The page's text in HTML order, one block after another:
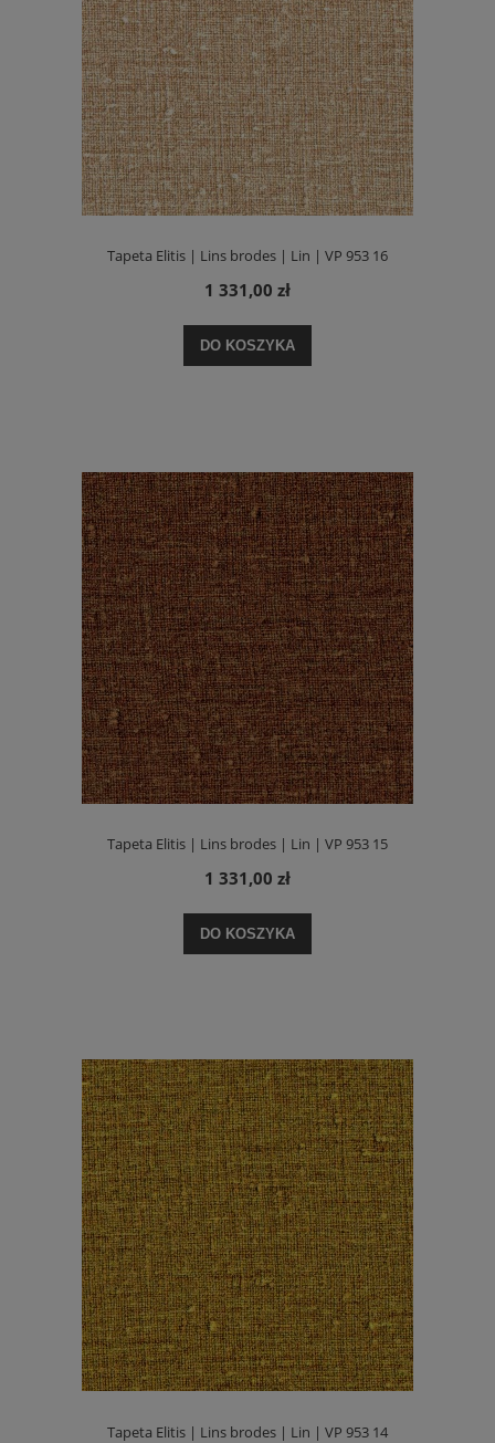
Tapeta Elitis | Lins brodes | Lin | VP 953 16
1 331,00 zł
DO KOSZYKA
Tapeta Elitis | Lins brodes | Lin | VP 953 15
1 331,00 zł
DO KOSZYKA
Tapeta Elitis | Lins brodes | Lin | VP 953 14